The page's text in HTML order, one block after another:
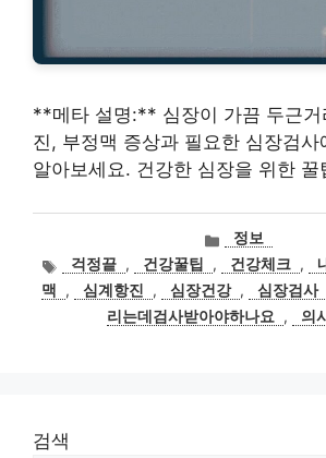
**메타 설명:** 심장이 가끔 두근거
진, 부정맥 증상과 필요한 심장검사
알아보세요. 건강한 심장을 위한 꿀
카
테
고
리
정보
태걱정끝 , 건강꿀팁 , 건강체크 ,
맥
, 심계항진 , 심장건강 , 심장검사
리는데검사받아야하나요
, 의
검색